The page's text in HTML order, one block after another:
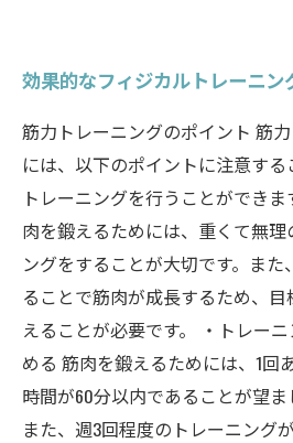
効果的なフィジカルトレーニン
筋力トレーニングのポイント 筋
には、以下のポイントに注意す
トレーニングを行うことができ
肉を鍛えるためには、重くて無
ングをすることが大切です。ま
ることで筋肉が成長するため、
えることが必要です。 ・トレー
める 筋肉を鍛えるためには、1回
時間が60分以内であることが望ま
また、週3回程度のトレーニング